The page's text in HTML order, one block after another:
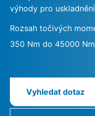
výhody pro
Rozsah točivých
350 Nm do 45000 Nm
Vyhledat dotaz